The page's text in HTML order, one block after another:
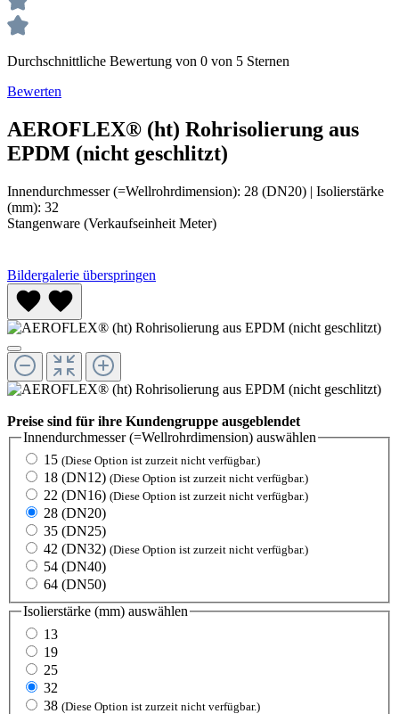
Durchschnittliche Bewertung von 0 von 5 Sternen
Bewerten
AEROFLEX® (ht) Rohrisolierung aus
EPDM (nicht geschlitzt)
Innendurchmesser (=Wellrohrdimension): 28 (DN20) | Isolierstärke
(mm): 32
Stangenware (Verkaufseinheit Meter)
Bildergalerie überspringen
Preise sind für ihre Kundengruppe ausgeblendet
Innendurchmesser (=Wellrohrdimension) auswählen
15 (Diese Option ist zurzeit nicht verfügbar.)
18 (DN12) (Diese Option ist zurzeit nicht verfügbar.)
22 (DN16) (Diese Option ist zurzeit nicht verfügbar.)
28 (DN20)
35 (DN25)
42 (DN32) (Diese Option ist zurzeit nicht verfügbar.)
54 (DN40)
64 (DN50)
Isolierstärke (mm) auswählen
13
19
25
32
38 (Diese Option ist zurzeit nicht verfügbar.)